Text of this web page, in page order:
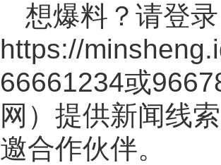
想爆料？请登
https://
66661234或
网 ）提供新闻线
邀合作伙伴。